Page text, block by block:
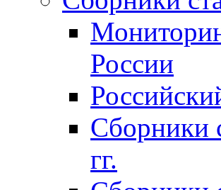
России
Сборники
гг.